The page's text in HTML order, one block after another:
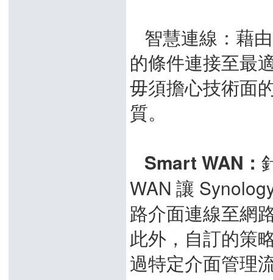
 智慧連線：藉
的條件連接至最
毋須擔心技術面
質。
Smart WAN：
WAN 讓
路介面連線至網
此外，自訂的策
過特定介面管理